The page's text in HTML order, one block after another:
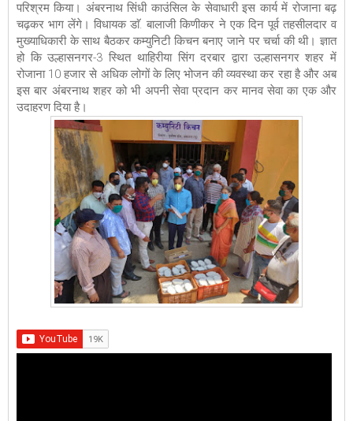
परिश्रम किया। अंबरनाथ सिंधी काउंसिल के सेवाधारी इस कार्य में रोजाना बढ़
चढ़कर भाग लेंगे। विधायक डाॅ. बालाजी किणीकर ने एक दिन पूर्व तहसीलदार व
मुख्याधिकारी के साथ बैठकर कम्युनिटी किचन बनाए जाने पर चर्चा की थी। ज्ञात
हो कि उल्हासनगर-3 स्थित थाहिरीया सिंग दरबार द्वारा उल्हासनगर शहर में
रोजाना 10 हजार से अधिक लोगों के लिए भोजन की व्यवस्था कर रहा है और अब
इस बार अंबरनाथ शहर को भी अपनी सेवा प्रदान कर मानव सेवा का एक और
उदाहरण दिया है।